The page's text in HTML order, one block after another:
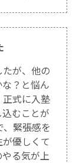
が、他の
？と悩ん
式に入塾
むことが
緊張感を
優しくて
る気が上